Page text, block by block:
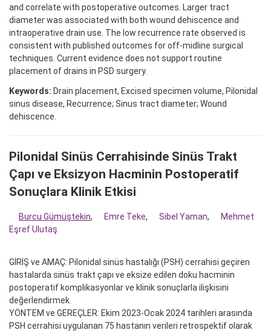
and correlate with postoperative outcomes. Larger tract
diameter was associated with both wound dehiscence and
intraoperative drain use. The low recurrence rate observed is
consistent with published outcomes for off-midline surgical
techniques. Current evidence does not support routine
placement of drains in PSD surgery.
Keywords: Drain placement, Excised specimen volume, Pilonidal
sinus disease, Recurrence; Sinus tract diameter; Wound
dehiscence.
Pilonidal Sinüs Cerrahisinde Sinüs Trakt
Çapı ve Eksizyon Hacminin Postoperatif
Sonuçlara Klinik Etkisi
Burcu Gümüştekin, Emre Teke, Sibel Yaman,
Mehmet
Eşref Ulutaş
GİRİŞ ve AMAÇ: Pilonidal sinüs hastalığı (PSH) cerrahisi geçiren
hastalarda sinüs trakt çapı ve eksize edilen doku hacminin
postoperatif komplikasyonlar ve klinik sonuçlarla ilişkisini
değerlendirmek.
YÖNTEM ve GEREÇLER: Ekim 2023-Ocak 2024 tarihleri arasında
PSH cerrahisi uygulanan 75 hastanın verileri retrospektif olarak